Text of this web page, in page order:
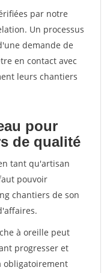
par notre
Un processus
demande de
en contact avec
leurs chantiers
pour
de qualité
tant qu'artisan
pouvoir
chantiers de son
à oreille peut
progresser et
obligatoirement